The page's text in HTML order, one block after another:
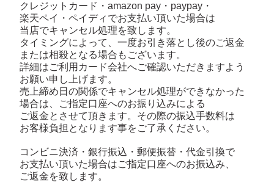
クレジットカード・amazon pay・paypay・
楽天ペイ・ペイディでお支払い頂いた場合は
当店でキャンセル処理を致します。
タイミングによって、一度お引き落とし後のご返金
または相殺となる場合もございます。
詳細はご利用カード会社へご確認いただきますよう
お願い申し上げます。
売上締め日の関係でキャンセル処理ができなかった
場合は、
ご指定口座へのお振り込みによる
ご返金とさせて頂きます。その際の振込手数料は
お客様負担となります事をご了承ください。
コンビニ決済・銀行振込・郵便振替・代金引換で
お支払い頂いた場合はご指定口座へのお振込み、
ご返金を致します。